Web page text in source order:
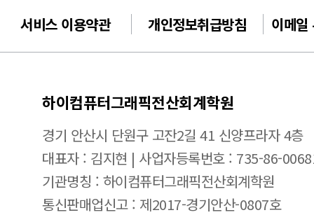
서비스 이용약관 개인정보취급방침 이메일
하이컴퓨터그래픽전산회계학원
경기 안산시 단원구 고잔2길 41 신양프라자 4층
대표자 : 김지현 | 사업자등록번호 : 735-86-
기관명칭 : 하이컴퓨터그래픽전산회계학원
통신판매업신고 : 제2017-경기안산-0807호